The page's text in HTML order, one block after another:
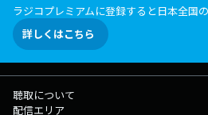
ラジコプレミアムに登録すると日本全国
詳しくはこちら
聴取について
配信エリア